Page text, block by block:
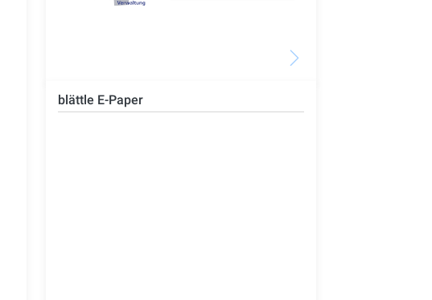
blättle E-Paper